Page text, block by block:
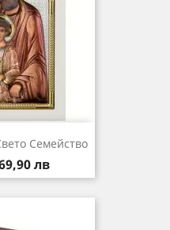
Семейство
лв